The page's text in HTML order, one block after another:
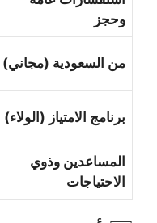
وحجز
من السعودية (مجاني)
برنامج الامتياز (الولاء)
المساعدين وذوي
الاحتياجات